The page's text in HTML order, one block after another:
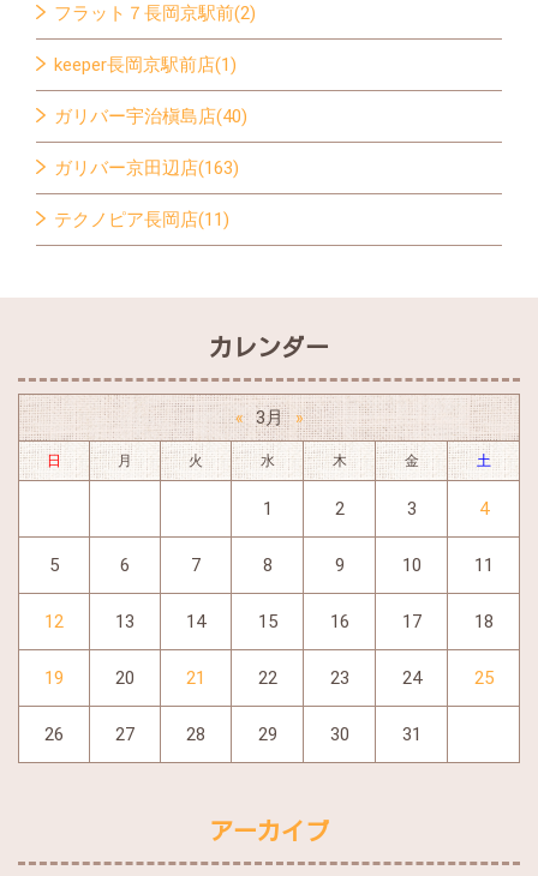
フラット７長岡京駅前(2)
keeper長岡京駅前店(1)
ガリバー宇治槇島店(40)
ガリバー京田辺店(163)
テクノピア長岡店(11)
カレンダー
« 3月 »
日 月 火 水 木 金 土
1 2 3 4
5 6 7 8 9 10 11
12 13 14 15 16 17 18
19 20 21 22 23 24 25
26 27 28 29 30 31
アーカイブ